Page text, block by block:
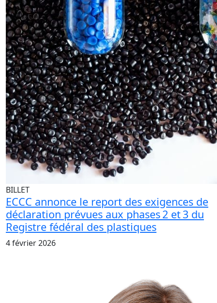
BILLET
ECCC annonce le report des exigences de
déclaration prévues aux phases 2 et 3 du
Registre fédéral des plastiques
4 février 2026